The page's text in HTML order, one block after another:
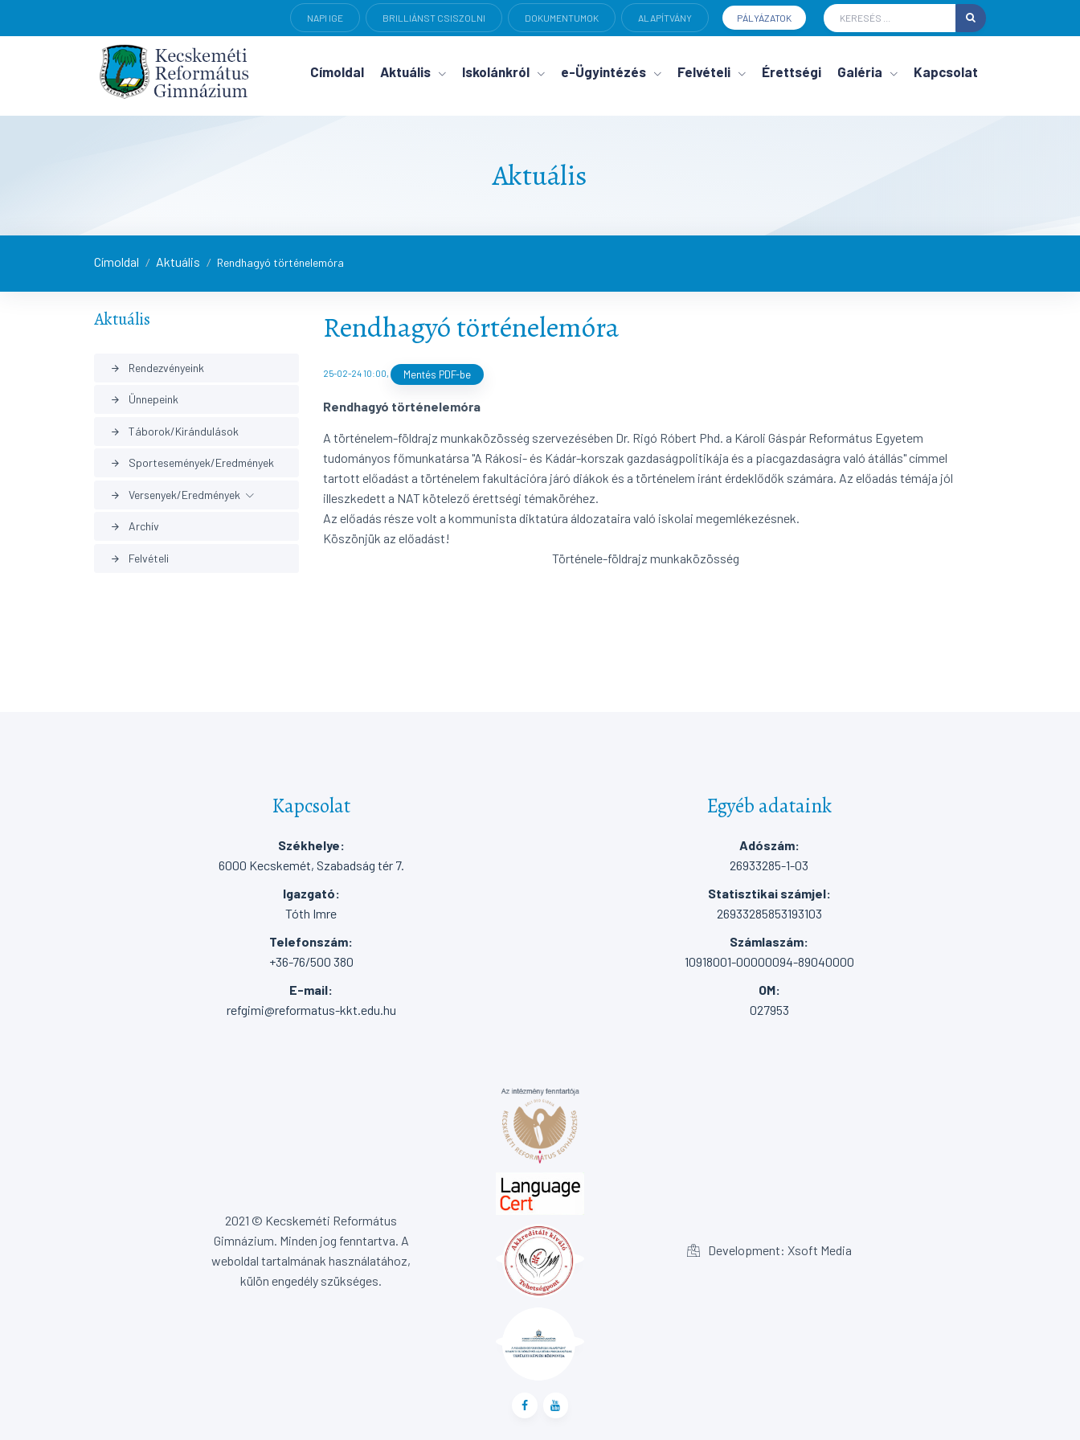
NAPI IGE BRILLIÁNST CSISZOLNI DOKUMENTUMOK ALAPÍTVÁNY PÁLYÁZATOK
Címoldal Aktuális Iskolánkról e-Ügyintézés Felvételi Érettségi Galéria Kapcsolat
Aktuális
Címoldal / Aktuális / Rendhagyó történelemóra
Aktuális
arrow_forward Rendezvényeink
arrow_forward Ünnepeink
arrow_forward Táborok/Kirándulások
arrow_forward Sportesemények/Eredmények
arrow_forward Versenyek/Eredmények
Korábbi eredmények
arrow_forward Archív
arrow_forward Felvételi
Rendhagyó történelemóra
25-02-24 10:00 Mentés PDF-be
Rendhagyó történelemóra
A történelem-földrajz munkaközösség szervezésében Dr. Rigó Róbert Phd. a Károli Gáspár Református Egyetem
tudományos főmunkatársa "A Rákosi- és Kádár-korszak gazdaságpolitikája és a piacgazdaságra való átállás" címmel
tartott előadást a történelem fakultációra járó diákok és a történelem iránt érdeklődők számára. Az előadás témája jól
illeszkedett a NAT kötelező érettségi témaköréhez.
Az előadás része volt a kommunista diktatúra áldozataira való iskolai megemlékezésnek.
Köszönjük az előadást!
Történele-földrajz munkaközösség
Kapcsolat
Székhelye:
6000 Kecskemét, Szabadság tér 7.
Igazgató:
Tóth Imre
Telefonszám:
+36-76/500 380
E-mail:
refgimi@reformatus-kkt.edu.hu
Egyéb adataink
Adószám:
26933285-1-03
Statisztikai számjel:
26933285853193103
Számlaszám:
10918001-00000094-89040000
OM:
027953
Development: Xsoft Media
2021 © Kecskeméti Református
Gimnázium. Minden jog fenntartva. A
weboldal tartalmának használatához,
külön engedély szükséges.